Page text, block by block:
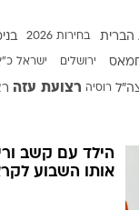
הברית בחירות 2026
ירושלים ישראל
רוסיה רצועת עזה
הילד עם קשב
אותו השבוע